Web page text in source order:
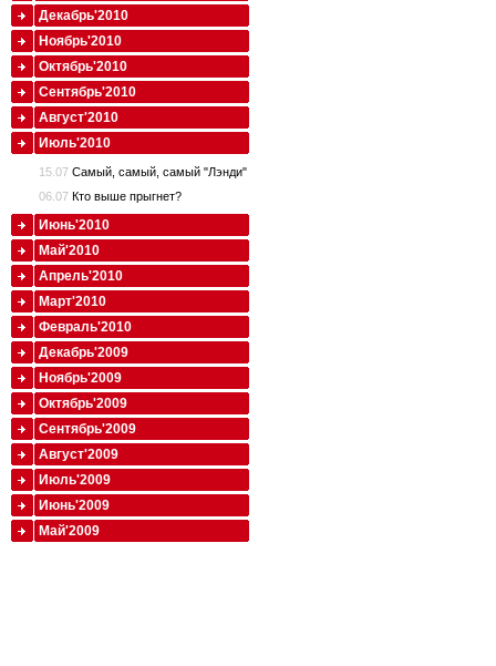
Декабрь'2010
Ноябрь'2010
Октябрь'2010
Сентябрь'2010
Август'2010
Июль'2010
15.07 Самый, самый, самый "Лэнди"
06.07 Кто выше прыгнет?
Июнь'2010
Май'2010
Апрель'2010
Март'2010
Февраль'2010
Декабрь'2009
Ноябрь'2009
Октябрь'2009
Сентябрь'2009
Август'2009
Июль'2009
Июнь'2009
Май'2009